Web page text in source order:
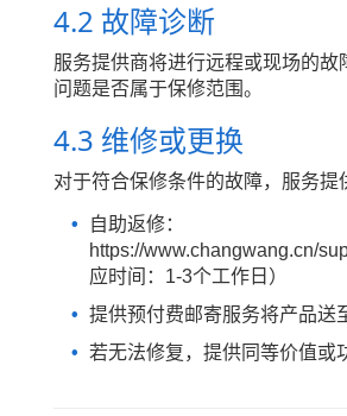
4.2 故障诊断
服务提供商将进行远程或现场的故
问题是否属于保修范围。
4.3 维修或更换
对于符合保修条件的故障，服务提
自助返修：
https://www.changwang.cn/
应时间：1-3个工作日）
提供预付费邮寄服务将产品送
若无法修复，提供同等价值或